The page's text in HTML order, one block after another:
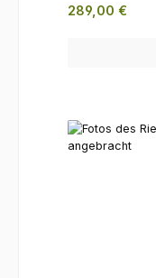
Regulärer Preis:
289,00 €